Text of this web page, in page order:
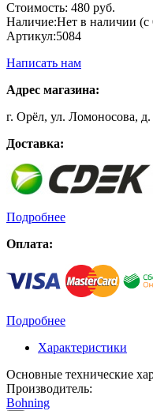
Стоимость: 480 руб.
Наличие:Нет в наличии (с
Артикул:5084
Написать нам
Адрес магазина:
г. Орёл, ул. Ломоносова,
Доставка:
Подробнее
Оплата:
Подробнее
Характеристики
Основные технические
Производитель:
Bohning